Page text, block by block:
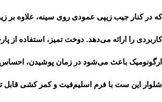
که در کنار جیب زیپی عمودی روی سینه، علاوه بر
کاربردی را ارائه می‌دهد. دوخت تمیز، استفاده از
ارگونومیک باعث می‌شود در زمان پوشیدن،
شلوار این ست با فرم اسلیم‌فیت وکمر کشی قابل